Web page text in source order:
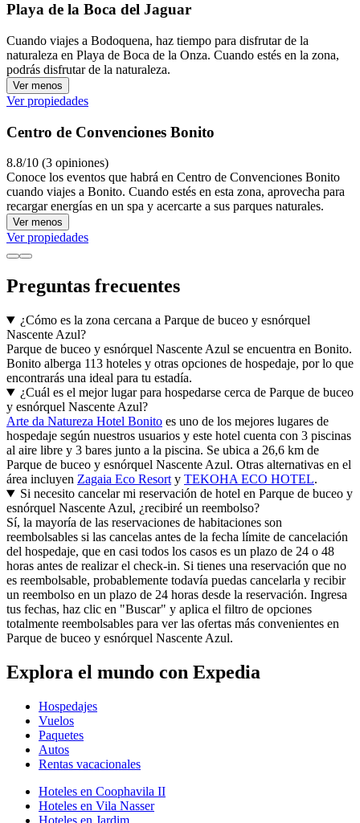
Playa de la Boca del Jaguar
Cuando viajes a Bodoquena, haz tiempo para disfrutar de la
naturaleza en Playa de Boca de la Onza. Cuando estés en la zona,
podrás disfrutar de la naturaleza.
Ver menos
Ver propiedades
Centro de Convenciones Bonito
8.8/10 (3 opiniones)
Conoce los eventos que habrá en Centro de Convenciones Bonito
cuando viajes a Bonito. Cuando estés en esta zona, aprovecha para
recargar energías en un spa y acercarte a sus parques naturales.
Ver menos
Ver propiedades
Preguntas frecuentes
¿Cómo es la zona cercana a Parque de buceo y esnórquel
Nascente Azul?
Parque de buceo y esnórquel Nascente Azul se encuentra en Bonito.
Bonito alberga 113 hoteles y otras opciones de hospedaje, por lo que
encontrarás una ideal para tu estadía.
¿Cuál es el mejor lugar para hospedarse cerca de Parque de buceo
y esnórquel Nascente Azul?
Arte da Natureza Hotel Bonito es uno de los mejores lugares de
hospedaje según nuestros usuarios y este hotel cuenta con 3 piscinas
al aire libre y 3 bares junto a la piscina. Se ubica a 26,6 km de
Parque de buceo y esnórquel Nascente Azul. Otras alternativas en el
área incluyen Zagaia Eco Resort y TEKOHA ECO HOTEL.
Si necesito cancelar mi reservación de hotel en Parque de buceo y
esnórquel Nascente Azul, ¿recibiré un reembolso?
Sí, la mayoría de las reservaciones de habitaciones son
reembolsables si las cancelas antes de la fecha límite de cancelación
del hospedaje, que en casi todos los casos es un plazo de 24 o 48
horas antes de realizar el check-in. Si tienes una reservación que no
es reembolsable, probablemente todavía puedas cancelarla y recibir
un reembolso en un plazo de 24 horas desde la reservación. Ingresa
tus fechas, haz clic en "Buscar" y aplica el filtro de opciones
totalmente reembolsables para ver las ofertas más convenientes en
Parque de buceo y esnórquel Nascente Azul.
Explora el mundo con Expedia
Hospedajes
Vuelos
Paquetes
Autos
Rentas vacacionales
Hoteles en Coophavila II
Hoteles en Vila Nasser
Hoteles en Jardim